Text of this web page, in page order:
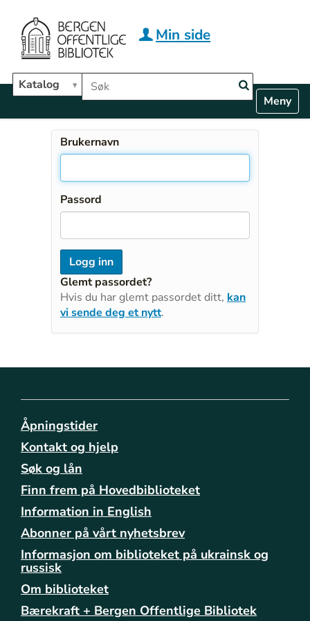
Hopp til hovedinnhold
Søk i biblioteket
Katalog
Min side
v
Toggle
Brukernavn
Passord
Glemt passordet?
Hvis du har glemt passordet ditt, kan
vi sende deg et nytt.
Åpningstider
Kontakt og hjelp
Søk og lån
Finn frem på Hovedbiblioteket
Information in English
Abonner på vårt nyhetsbrev
Informasjon om biblioteket på ukrainsk og
russisk
Om biblioteket
Bærekraft + Bergen Offentlige Bibliotek